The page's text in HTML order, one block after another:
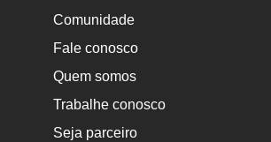
Comunidade
Fale conosco
Quem somos
Trabalhe conosco
Seja parceiro